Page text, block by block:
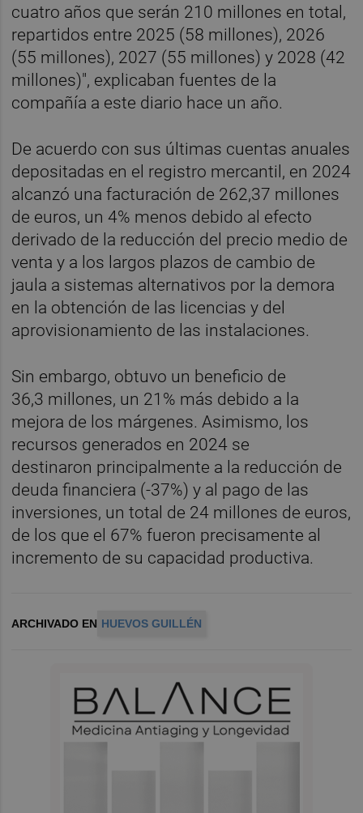
cuatro años que serán 210 millones en total,
repartidos entre 2025 (58 millones), 2026
(55 millones), 2027 (55 millones) y 2028 (42
millones)", explicaban fuentes de la
compañía a este diario hace un año.
De acuerdo con sus últimas cuentas anuales
depositadas en el registro mercantil, en 2024
alcanzó una facturación de 262,37 millones
de euros, un 4% menos debido al efecto
derivado de la reducción del precio medio de
venta y a los largos plazos de cambio de
jaula a sistemas alternativos por la demora
en la obtención de las licencias y del
aprovisionamiento de las instalaciones.
Sin embargo, obtuvo un beneficio de
36,3 millones, un 21% más debido a la
mejora de los márgenes. Asimismo, los
recursos generados en 2024 se
destinaron principalmente a la reducción de
deuda financiera (-37%) y al pago de las
inversiones, un total de 24 millones de euros,
de los que el 67% fueron precisamente al
incremento de su capacidad productiva.
ARCHIVADO EN HUEVOS GUILLÉN